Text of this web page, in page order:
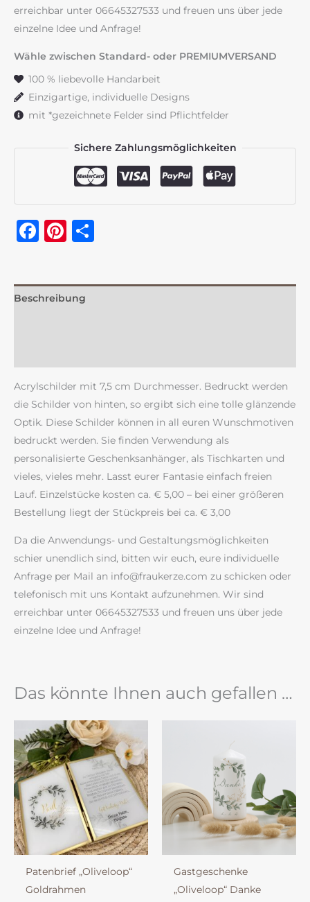
erreichbar unter 06645327533 und freuen uns über jede
einzelne Idee und Anfrage!
Wähle zwischen Standard- oder PREMIUMVERSAND
100 % liebevolle Handarbeit
Einzigartige, individuelle Designs
mit *gezeichnete Felder sind Pflichtfelder
Sichere Zahlungsmöglichkeiten
Facebook
Pinterest
Beschreibung
Acrylschilder mit 7,5 cm Durchmesser. Bedruckt werden
die Schilder von hinten, so ergibt sich eine tolle glänzende
Optik. Diese Schilder können in all euren Wunschmotiven
bedruckt werden. Sie finden Verwendung als
personalisierte Geschenksanhänger, als Tischkarten und
vieles, vieles mehr. Lasst eurer Fantasie einfach freien
Lauf. Einzelstücke kosten ca. € 5,00 – bei einer größeren
Bestellung liegt der Stückpreis bei ca. € 3,00
Da die Anwendungs- und Gestaltungsmöglichkeiten
schier unendlich sind, bitten wir euch, eure individuelle
Anfrage per Mail an info@fraukerze.com zu schicken oder
telefonisch mit uns Kontakt aufzunehmen. Wir sind
erreichbar unter 06645327533 und freuen uns über jede
einzelne Idee und Anfrage!
Das könnte Ihnen auch gefallen …
Patenbrief „Oliveloop“
Goldrahmen
Gastgeschenke
„Oliveloop“ Danke